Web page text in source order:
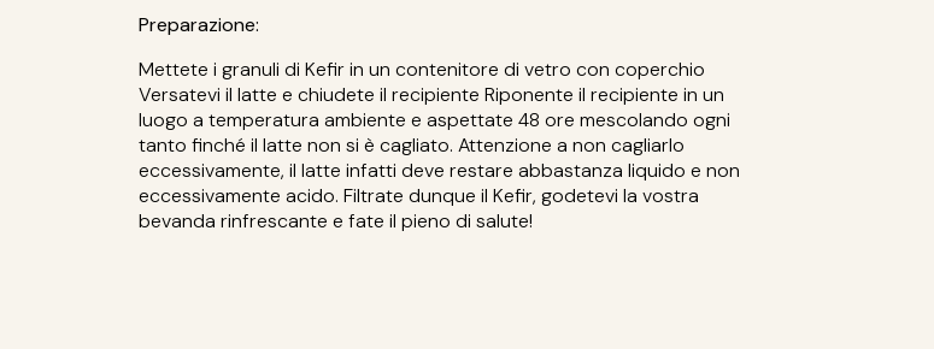
Preparazione:
Mettete i granuli di Kefir in un contenitore di vetro con coperchio
Versatevi il latte e chiudete il recipiente Riponente il recipiente in un
luogo a temperatura ambiente e aspettate 48 ore mescolando ogni
tanto finché il latte non si è cagliato. Attenzione a non cagliarlo
eccessivamente, il latte infatti deve restare abbastanza liquido e non
eccessivamente acido. Filtrate dunque il Kefir, godetevi la vostra
bevanda rinfrescante e fate il pieno di salute!